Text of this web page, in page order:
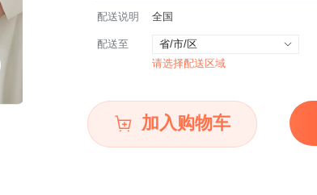
配送说明 全国
配送至
省/市/区
请选择配送区域
加入购物车